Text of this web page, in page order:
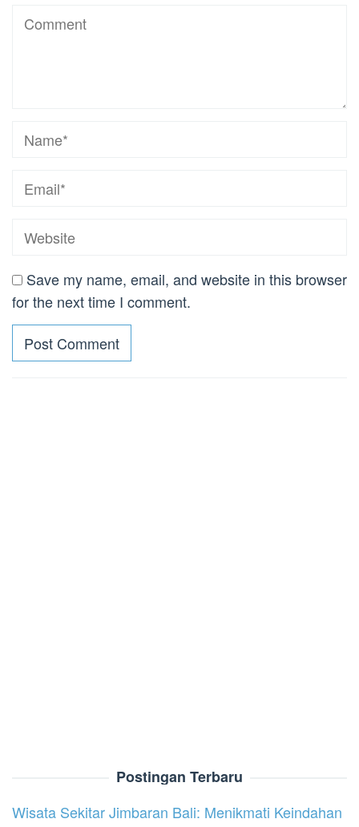
Save my name, email, and website in this browser
for the next time I comment.
Postingan Terbaru
Wisata Sekitar Jimbaran Bali: Menikmati Keindahan